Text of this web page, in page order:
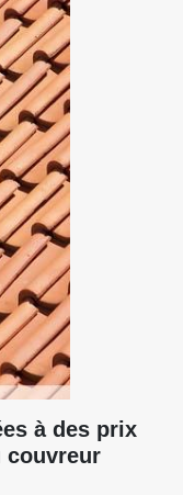
à des prix
couvreur